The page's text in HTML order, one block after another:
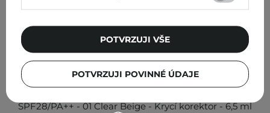
SPF28/PA++ - 01 Clear Beige - Krycí korektor - 6,5 ml
POTVRZUJI POVINNÉ ÚDAJE
POTVRZUJI VŠE